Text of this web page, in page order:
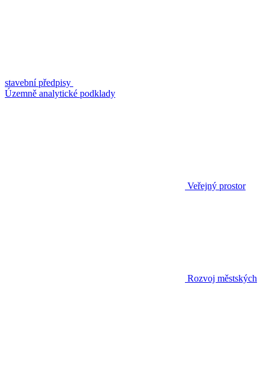
stavební předpisy
Územně analytické podklady
Veřejný prostor
Rozvoj městských